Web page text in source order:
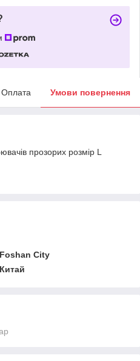
Оплата Умови повернення
прозорих розмір L
Foshan City
Китай